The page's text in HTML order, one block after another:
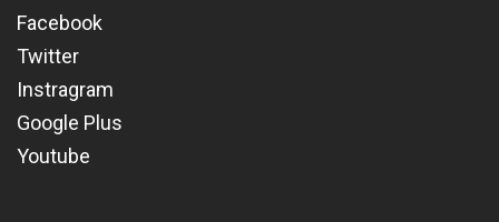
Facebook
Twitter
Instragram
Google Plus
Youtube